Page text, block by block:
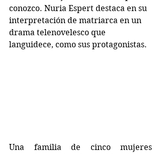
conozco. Nuria Espert destaca en su
interpretación de matriarca en un
drama telenovelesco que
languidece, como sus protagonistas.
Una familia de cinco mujeres